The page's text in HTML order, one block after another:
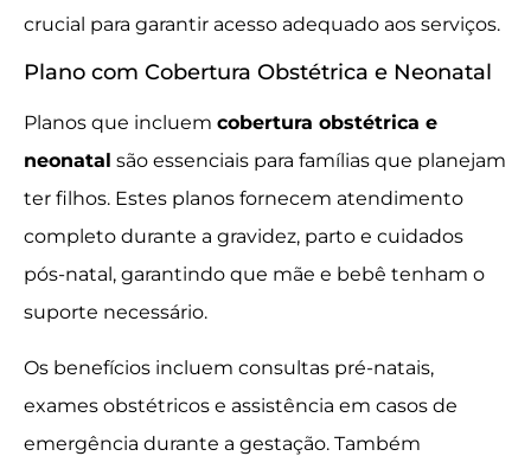
crucial para garantir acesso adequado aos serviços.
Plano com Cobertura Obstétrica e Neonatal
Planos que incluem cobertura obstétrica e
neonatal são essenciais para famílias que planejam
ter filhos. Estes planos fornecem atendimento
completo durante a gravidez, parto e cuidados
pós-natal, garantindo que mãe e bebê tenham o
suporte necessário.
Os benefícios incluem consultas pré-natais,
exames obstétricos e assistência em casos de
emergência durante a gestação. Também